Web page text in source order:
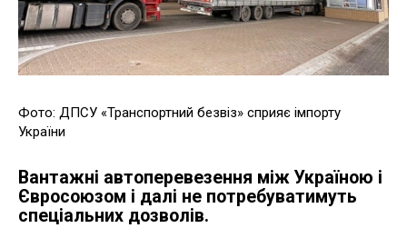
Фото: ДПСУ «Транспортний безвіз» сприяє імпорту
України
Вантажні автоперевезення між Україною і
Євросоюзом і далі не потребуватимуть
спеціальних дозволів.